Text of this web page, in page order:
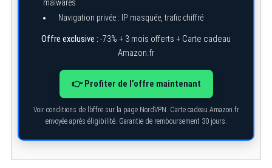
malwares
Navigation privée : IP masquée, trafic chiffré
Offre exclusive : -73% + 3 mois offerts + Carte cadeau
Amazon.fr
👉 Profiter de l’offre maintenant
Voir conditions de l’offre sur la page NordVPN. Carte cadeau Amazon.fr
envoyée après éligibilité. Garantie de remboursement 30 jours.